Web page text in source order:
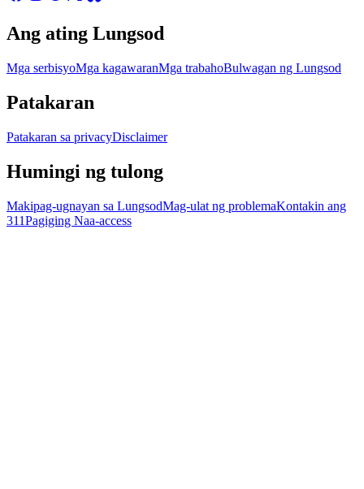
Ang ating Lungsod
Mga serbisyoMga kagawaranMga trabahoBulwagan ng Lungsod
Patakaran
Patakaran sa privacyDisclaimer
Humingi ng tulong
Makipag-ugnayan sa LungsodMag-ulat ng problemaKontakin ang
311Pagiging Naa-access